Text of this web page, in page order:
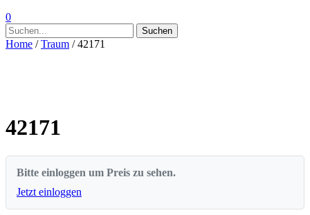
0
Suchen
nach:
Suchen
Home /Traum / 42171
42171
Bitte einloggen um Preis zu sehen.
Jetzt einloggen